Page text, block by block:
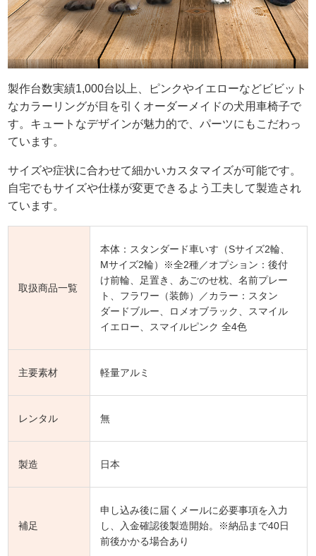
製作台数実績1,000台以上、ピンクやイエローなどビビット
なカラーリングが目を引くオーダーメイドの犬用車椅子で
す。キュートなデザインが魅力的で、パーツにもこだわっ
ています。
サイズや症状に合わせて細かいカスタマイズが可能です。
自宅でもサイズや仕様が変更できるよう工夫して製造され
ています。
取扱商品一覧
本体：スタンダード車いす（Sサイズ2輪、
Mサイズ2輪）※全2種／オプション：後付
け前輪、足置き、あごのせ枕、名前プレー
ト、フラワー（装飾）／カラー：スタン
ダードブルー、ロメオブラック、スマイル
イエロー、スマイルピンク 全4色
主要素材 軽量アルミ
レンタル 無
製造 日本
補足
申し込み後に届くメールに必要事項を入力
し、入金確認後製造開始。※納品まで40日
前後かかる場合あり